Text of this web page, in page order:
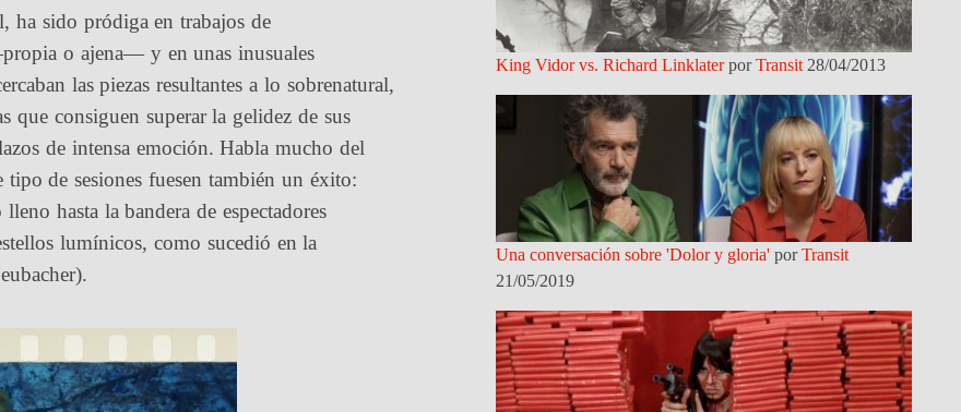
ha sido pródiga en trabajos de
o ajena— y en unas inusuales
las piezas resultantes a lo sobrenatural,
que consiguen superar la gelidez de sus
de intensa emoción. Habla mucho del
de sesiones fuesen también un éxito:
hasta la bandera de espectadores
lumínicos, como sucedió en la
King Vidor vs. Richard LinklaterporTransit 28/04/2013
Una conversación sobre 'Dolor y gloria'porTransit
21/05/2019